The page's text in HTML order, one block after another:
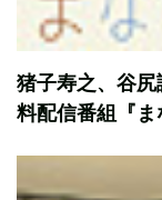
猪子寿之、谷
料配信番組『ま